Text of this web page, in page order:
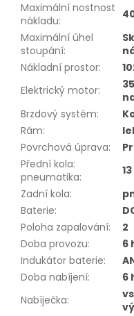
Maximální nostnost
nákladu:
Maximální úhel
stoupání:
Nákladní prostor:
Elektrický motor:
Brzdový systém:
Rám:
Povrchová úprava:
Přední kola:
pneumatika:
Zadní kola:
Baterie:
Poloha zapalování:
2
Doba provozu:
6
Indukátor baterie:
Doba nabíjení:
6
Nabíječka: